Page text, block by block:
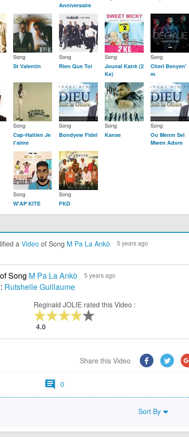
Anniversaire
Song
St Valentin
Song
Rien Que Toi
Song
Jounal Katrè (2
Ke)
Song
Cheri Benyen'
m
Song
Cap-Haitien Je
t'aime
Song
Bondyew Fidel
Song
Kanse
Song
Ou Menm Sel
Mwen Adore
Song
W'AP KITE
Song
FKD
a Video of Song M Pa La Ankò 5 years ago
of Song M Pa La Ankò 5 years ago
Rutshelle Guillaume
Reginald JOLIE rated this Video :
4.0
Share this Video
0
Sort By